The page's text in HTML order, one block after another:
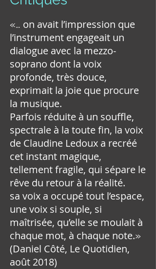
«… on avait l’impression que
l’instrument engageait un
dialogue avec la mezzo-
soprano dont la voix
profonde, très douce,
exprimait la joie que procure
la musique.
Parfois réduite à un souffle,
spectrale à la toute fin, la voix
de Claudine Ledoux a recréé
cet instant magique,
tellement fragile, qui sépare le
rêve du retour à la réalité.
sa voix a occupé tout l’espace,
une voix si souple, si
maîtrisée, qu’elle se moulait à
chaque mot, à chaque note.»
(Daniel Côté, Le Quotidien,
août 2018)